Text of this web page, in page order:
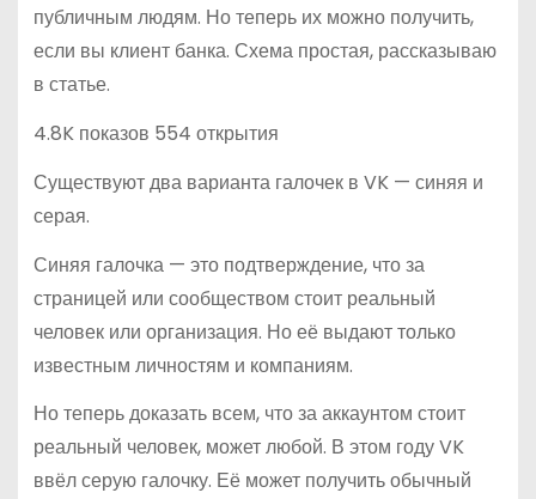
публичным людям. Но теперь их можно получить,
если вы клиент банка. Схема простая, рассказываю
в статье.
4.8K показов 554 открытия
Существуют два варианта галочек в VK — синяя и
серая.
Синяя галочка — это подтверждение, что за
страницей или сообществом стоит реальный
человек или организация. Но её выдают только
известным личностям и компаниям.
Но теперь доказать всем, что за аккаунтом стоит
реальный человек, может любой. В этом году VK
ввёл серую галочку. Её может получить обычный